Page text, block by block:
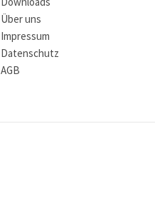
Über uns
Impressum
Datenschutz
AGB